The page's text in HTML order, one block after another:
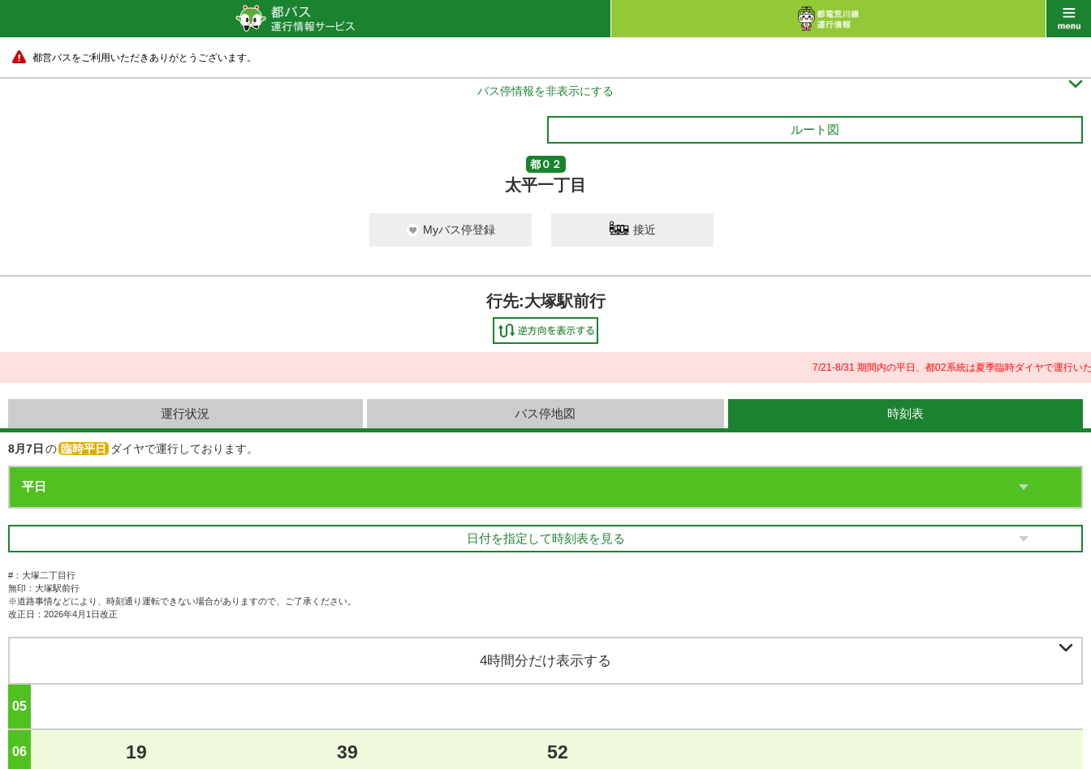
都営バスをご利用いただきありがとうございます。
バス停情報を非表示にする 
ルート図
都０２
太平一丁目
Myバス停登録 接近
行先:大塚駅前行
7/21-8/31 期間内の平日、都02系統は夏季臨時ダイヤで運行いたしま
運行状況 バス停地図 時刻表
8月7日 の 臨時平日 ダイヤで運行しております。
日付を指定して時刻表を見る
#：大塚二丁目行
無印：大塚駅前行
※道路事情などにより、時刻通り運転できない場合がありますので、ご了承ください。
改正日：2026年4月1日改正
4時間分だけ表示する 
05
06 19 39 52